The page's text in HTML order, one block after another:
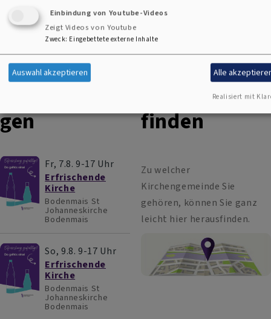
Die nächsten
Veranstaltun
gen
Fr, 7.8. 9-17 Uhr
Erfrischende
Kirche
Bodenmais St
Johanneskirche
Bodenmais
So, 9.8. 9-17 Uhr
Erfrischende
Kirche
Bodenmais St
Johanneskirche
Bodenmais
Eigene
Gemeinde
finden
Zu welcher
Kirchengemeinde Sie
gehören, können Sie ganz
leicht hier herausfinden.
Einbindung von Youtube-Videos
Zeigt Videos von Youtube
Zweck: Eingebettete externe Inhalte
Auswahl akzeptieren Alle
Realisiert mit